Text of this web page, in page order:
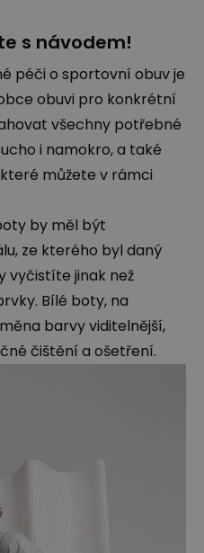
s návodem!
péči o sportovní obuv je
obuvi pro konkrétní
všechny potřebné
i namokro, a také
můžete v rámci
by měl být
ze kterého byl daný
vyčistíte jinak než
Bílé boty, na
barvy viditelnější,
čištění a ošetření.